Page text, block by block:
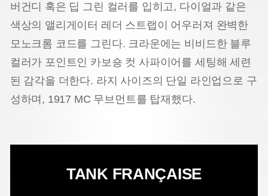
버건디 혹은 딥 그린 컬러를 입히고, 다이얼과 같은
색상의 앨리게이터 레더 스트랩이 어우러져 완벽한
모노크롬 코드를 그린다. 크라운에는 비비드한 블루
컬러가 포인트인 카보숑 컷 사파이어를 세팅해 세련
된 감각을 더한다. 라지 사이즈의 단일 라인업으로 구
성하며, 1917 MC 무브먼트를 탑재했다.
TANK FRANÇAISE